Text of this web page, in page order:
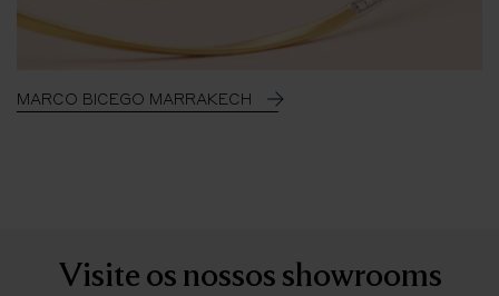
MARCO BICEGO MARRAKECH
Visite os nossos showrooms